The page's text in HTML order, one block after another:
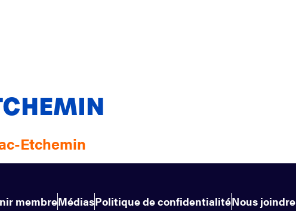
Etchemin
membreMédiasPolitique de confidentialitéNous joindre